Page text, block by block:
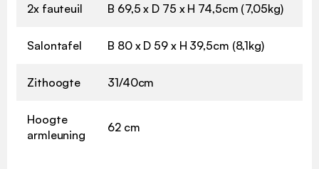
2x fauteuil B 69,5 x D 75 x H 74,5cm (7,05kg)
Salontafel B 80 x D 59 x H 39,5cm (8,1kg)
Zithoogte 31/40cm
Hoogte
armleuning
62 cm